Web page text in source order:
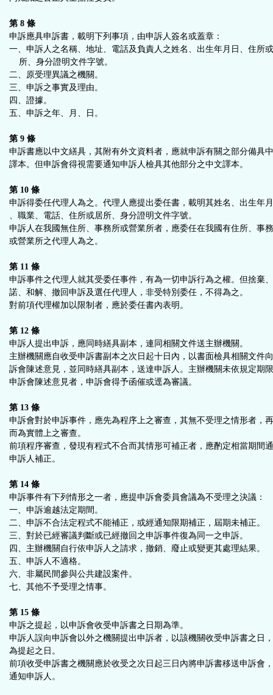
第 8 條
申訴應具申訴書，載明下列事項，由申訴人簽名或蓋章：
一、申訴人之名稱、地址、電話及負責人之姓名、出生年月日、住所
所、身分證明文件字號。
二、原受理異議之機關。
三、申訴之事實及理由。
四、證據。
五、申訴之年、月、日。
第 9 條
申訴書應以中文繕具，其附有外文資料者，應就申訴有關之部分備具
譯本。但申訴會得視需要通知申訴人檢具其他部分之中文譯本。
第 10 條
申訴得委任代理人為之。代理人應提出委任書，載明其姓名、出生年
、職業、電話、住所或居所、身分證明文件字號。
申訴人在我國無住所、事務所或營業所者，應委任在我國有住所、事
或營業所之代理人為之。
第 11 條
申訴事件之代理人就其受委任事件，有為一切申訴行為之權。但捨棄
諾、和解、撤回申訴及選任代理人，非受特別委任，不得為之。
對前項代理權加以限制者，應於委任書內表明。
第 12 條
申訴人提出申訴，應同時繕具副本，連同相關文件送主辦機關。
主辦機關應自收受申訴書副本之次日起十日內，以書面檢具相關文件
訴會陳述意見，並同時繕具副本，送達申訴人。主辦機關未依規定期
申訴會陳述意見者，申訴會得予函催或逕為審議。
第 13 條
申訴會對於申訴事件，應先為程序上之審查，其無不受理之情形者，
而為實體上之審查。
前項程序審查，發現有程式不合而其情形可補正者，應酌定相當期間
申訴人補正。
第 14 條
申訴事件有下列情形之一者，應提申訴會委員會議為不受理之決議：
一、申訴逾越法定期間。
二、申訴不合法定程式不能補正，或經通知限期補正，屆期未補正。
三、對於已經審議判斷或已經撤回之申訴事件復為同一之申訴。
四、主辦機關自行依申訴人之請求，撤銷、廢止或變更其處理結果。
五、申訴人不適格。
六、非屬民間參與公共建設案件。
七、其他不予受理之情事。
第 15 條
申訴之提起，以申訴會收受申訴書之日期為準。
申訴人誤向申訴會以外之機關提出申訴者，以該機關收受申訴書之日
為提起之日。
前項收受申訴書之機關應於收受之次日起三日內將申訴書移送申訴會
通知申訴人。